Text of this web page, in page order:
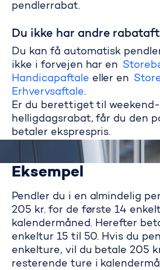
pendlerrabat.
Du ikke har andre
Du kan få automatisk
ikke i forvejen har en
Handicapaftale eller en
Erhvervsaftale.
Er du berettiget til
helligdagsrabat, får du den
betaler eksprespris.
Eksempel
Pendler du i en almindelig
205 kr. for de første 14
kalendermåned. Herefter
enkeltur 15 til 50. Hvis du
enkelture, vil du betale 205
resterende ture i